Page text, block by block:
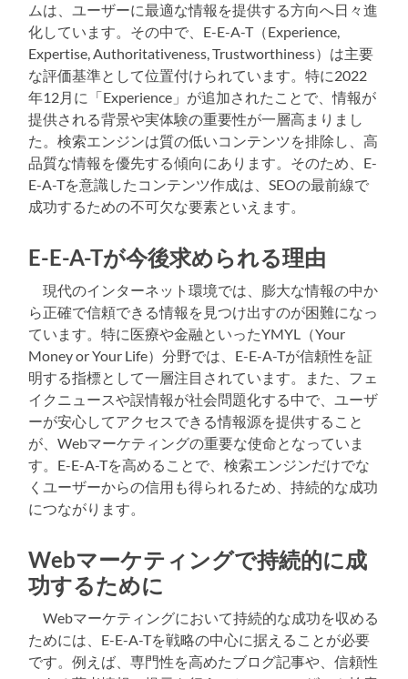
ムは、ユーザーに最適な情報を提供する方向へ日々進
化しています。その中で、E-E-A-T（Experience,
Expertise, Authoritativeness, Trustworthiness）は主要
な評価基準として位置付けられています。特に2022
年12月に「Experience」が追加されたことで、情報が
提供される背景や実体験の重要性が一層高まりまし
た。検索エンジンは質の低いコンテンツを排除し、高
品質な情報を優先する傾向にあります。そのため、E-
E-A-Tを意識したコンテンツ作成は、SEOの最前線で
成功するための不可欠な要素といえます。
E-E-A-Tが今後求められる理由
現代のインターネット環境では、膨大な情報の中か
ら正確で信頼できる情報を見つけ出すのが困難になっ
ています。特に医療や金融といったYMYL（Your
Money or Your Life）分野では、E-E-A-Tが信頼性を証
明する指標として一層注目されています。また、フェ
イクニュースや誤情報が社会問題化する中で、ユーザ
ーが安心してアクセスできる情報源を提供すること
が、Webマーケティングの重要な使命となっていま
す。E-E-A-Tを高めることで、検索エンジンだけでな
くユーザーからの信用も得られるため、持続的な成功
につながります。
Webマーケティングで持続的に成
功するために
Webマーケティングにおいて持続的な成功を収める
ためには、E-E-A-Tを戦略の中心に据えることが必要
です。例えば、専門性を高めたブログ記事や、信頼性